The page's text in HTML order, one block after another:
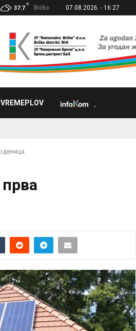
37.7
C
Brčko 07.08.2026. - 16:27
VREMEPLOV